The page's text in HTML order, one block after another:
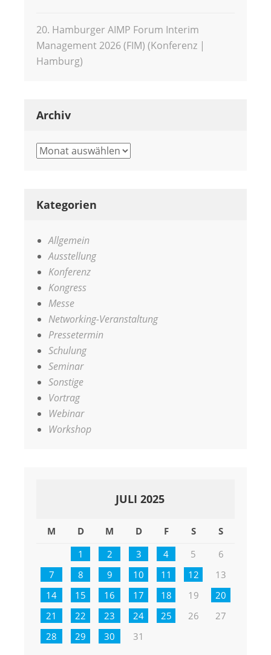
20. Hamburger AIMP Forum Interim
Management 2026 (FIM) (Konferenz |
Hamburg)
Archiv
Archiv
Kategorien
Allgemein
Ausstellung
Konferenz
Kongress
Messe
Networking-Veranstaltung
Pressetermin
Schulung
Seminar
Sonstige
Vortrag
Webinar
Workshop
JULI 2025
M D M D F S
S
1
2 3 4 5
6
7
8 9 10 11 12
13
14
15 16 17 18 19
20
21
22 23 24 25 26
27
28
29 30 31